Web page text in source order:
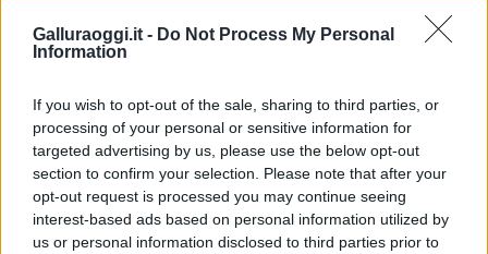
Galluraoggi.it - Do Not Process My Personal
Information
If you wish to opt-out of the sale, sharing to third parties, or
processing of your personal or sensitive information for
targeted advertising by us, please use the below opt-out
section to confirm your selection. Please note that after your
opt-out request is processed you may continue seeing
interest-based ads based on personal information utilized by
us or personal information disclosed to third parties prior to
sezioneLogin dal menù del sito o
cliccando
TEMI: Anas Ecogest
Anas Tempio
Ecogest Sardegna
Ecogest Tempio
Manutenzione Del Verde Tempio
Notizie Tempio
Strade Tempio
Verde Tempio